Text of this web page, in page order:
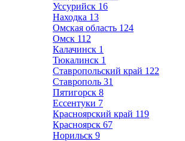
Уссурийск 16
Находка 13
Омская область 124
Омск 112
Калачинск 1
Тюкалинск 1
Ставропольский край 122
Ставрополь 31
Пятигорск 8
Ессентуки 7
Красноярский край 119
Красноярск 67
Норильск 9